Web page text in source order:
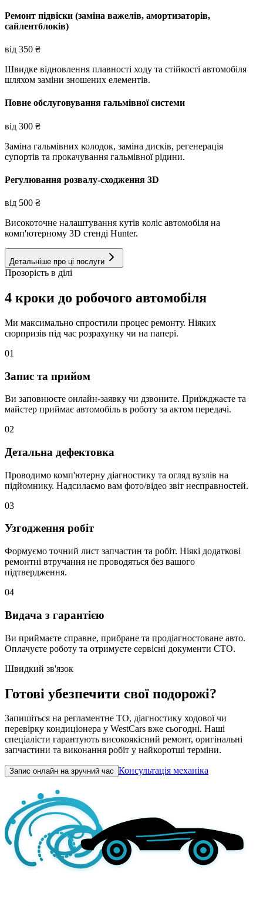
Ремонт підвіски (заміна важелів, амортизаторів,
сайлентблоків)
від 350 ₴
Швидке відновлення плавності ходу та стійкості автомобіля
шляхом заміни зношених елементів.
Повне обслуговування гальмівної системи
від 300 ₴
Заміна гальмівних колодок, заміна дисків, регенерація
супортів та прокачування гальмівної рідини.
Регулювання розвалу-сходження 3D
від 500 ₴
Високоточне налаштування кутів коліс автомобіля на
комп'ютерному 3D стенді Hunter.
Детальніше про ці послуги
Прозорість в ділі
4 кроки до робочого автомобіля
Ми максимально спростили процес ремонту. Ніяких
сюрпризів під час розрахунку чи на папері.
01
Запис та прийом
Ви заповнюєте онлайн-заявку чи дзвоните. Приїжджаєте та
майстер приймає автомобіль в роботу за актом передачі.
02
Детальна дефектовка
Проводимо комп'ютерну діагностику та огляд вузлів на
підйомнику. Надсилаємо вам фото/відео звіт несправностей.
03
Узгодження робіт
Формуємо точний лист запчастин та робіт. Ніякі додаткові
ремонтні втручання не проводяться без вашого
підтвердження.
04
Видача з гарантією
Ви приймаєте справне, прибране та продіагностоване авто.
Оплачуєте роботу та отримуєте сервісні документи СТО.
Швидкий зв'язок
Готові убезпечити свої подорожі?
Запишіться на регламентне ТО, діагностику ходової чи
перевірку кондиціонера у WestCars вже сьогодні. Наші
спеціалісти гарантують високоякісний ремонт, оригінальні
запчастини та виконання робіт у найкоротші терміни.
Запис онлайн на зручний час Консультація механіка